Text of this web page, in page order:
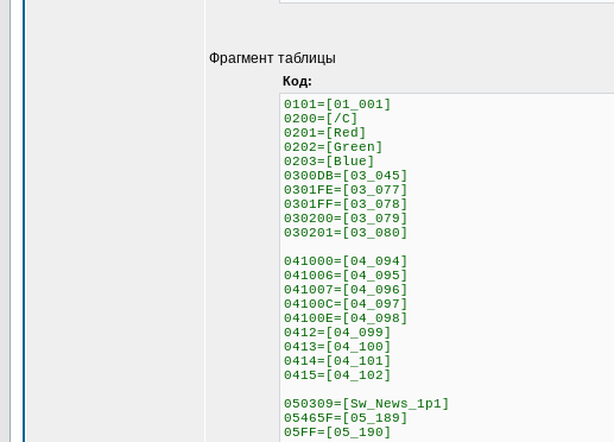
Фрагмент таблицы
Код:
0101=[01_001]
0200=[/C]
0201=[Red]
0202=[Green]
0203=[Blue]
0300DB=[03_045]
0301FE=[03_077]
0301FF=[03_078]
030200=[03_079]
030201=[03_080]
041000=[04_094]
041006=[04_095]
041007=[04_096]
04100C=[04_097]
04100E=[04_098]
0412=[04_099]
0413=[04_100]
0414=[04_101]
0415=[04_102]
050309=[Sw_News_1p1]
05465F=[05_189]
05FF=[05_190]